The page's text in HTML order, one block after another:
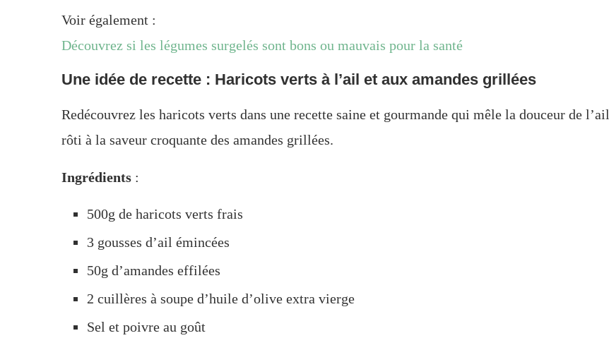
Voir également :
Découvrez si les légumes surgelés sont bons ou mauvais pour la santé
Une idée de recette : Haricots verts à l’ail et aux amandes grillées
Redécouvrez les haricots verts dans une recette saine et gourmande qui mêle la douceur de l’ail
rôti à la saveur croquante des amandes grillées.
Ingrédients :
500g de haricots verts frais
3 gousses d’ail émincées
50g d’amandes effilées
2 cuillères à soupe d’huile d’olive extra vierge
Sel et poivre au goût